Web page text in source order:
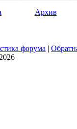
Архив
форума |